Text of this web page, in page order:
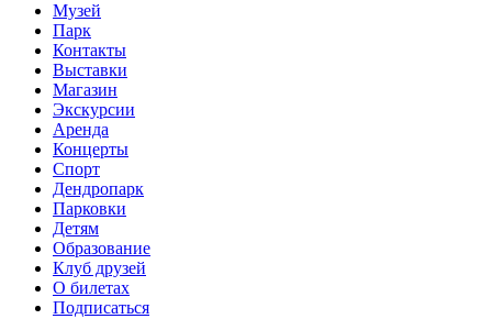
Музей
Парк
Контакты
Выставки
Магазин
Экскурсии
Аренда
Концерты
Спорт
Дендропарк
Парковки
Детям
Образование
Клуб друзей
О билетах
Подписаться